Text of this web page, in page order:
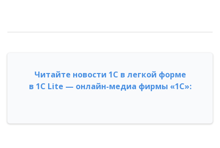
Читайте новости 1С в легкой форме
в 1С Lite — онлайн-медиа фирмы «1С»: